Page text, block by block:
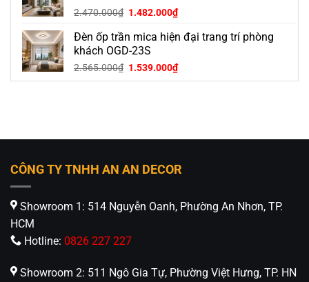
2.470.000₫ Giá
là:
2.470.000₫.
1.482.000₫Giá
tại
1.482.000₫.
Đèn ốp trần mica hiện đại trang trí phòng
khách OGD-23S
2.565.000₫ Giá
gốc
1.539.000₫Giá
hiện
CÔNG TY TNHH AN AN DECOR
Showroom 1: 514 Nguyễn Oanh, Phường An Nhơn, TP.
HCM
Hotline: 0826 227 227
Showroom 2: 511 Ngô Gia Tự, Phường Việt Hưng, TP. HN